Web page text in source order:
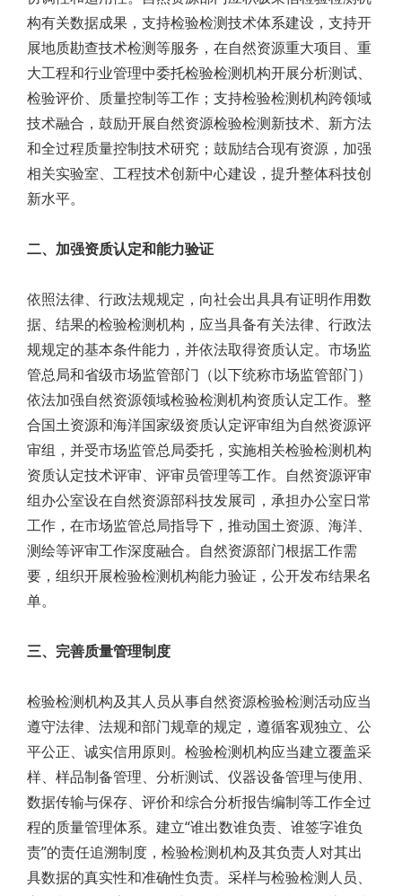
构有关数据成果，支持检验检测技术体系建设，支持开
展地质勘查技术检测等服务，在自然资源重大项目、重
大工程和行业管理中委托检验检测机构开展分析测试、
检验评价、质量控制等工作；支持检验检测机构跨领域
技术融合，鼓励开展自然资源检验检测新技术、新方法
和全过程质量控制技术研究；鼓励结合现有资源，加强
相关实验室、工程技术创新中心建设，提升整体科技创
新水平。
二、加强资质认定和能力验证
依照法律、行政法规规定，向社会出具具有证明作用数
据、结果的检验检测机构，应当具备有关法律、行政法
规规定的基本条件能力，并依法取得资质认定。市场监
管总局和省级市场监管部门（以下统称市场监管部门）
依法加强自然资源领域检验检测机构资质认定工作。整
合国土资源和海洋国家级资质认定评审组为自然资源评
审组，并受市场监管总局委托，实施相关检验检测机构
资质认定技术评审、评审员管理等工作。自然资源评审
组办公室设在自然资源部科技发展司，承担办公室日常
工作，在市场监管总局指导下，推动国土资源、海洋、
测绘等评审工作深度融合。自然资源部门根据工作需
要，组织开展检验检测机构能力验证，公开发布结果名
单。
三、完善质量管理制度
检验检测机构及其人员从事自然资源检验检测活动应当
遵守法律、法规和部门规章的规定，遵循客观独立、公
平公正、诚实信用原则。检验检测机构应当建立覆盖采
样、样品制备管理、分析测试、仪器设备管理与使用、
数据传输与保存、评价和综合分析报告编制等工作全过
程的质量管理体系。建立“谁出数谁负责、谁签字谁负
责”的责任追溯制度，检验检测机构及其负责人对其出
具数据的真实性和准确性负责。采样与检验检测人员、